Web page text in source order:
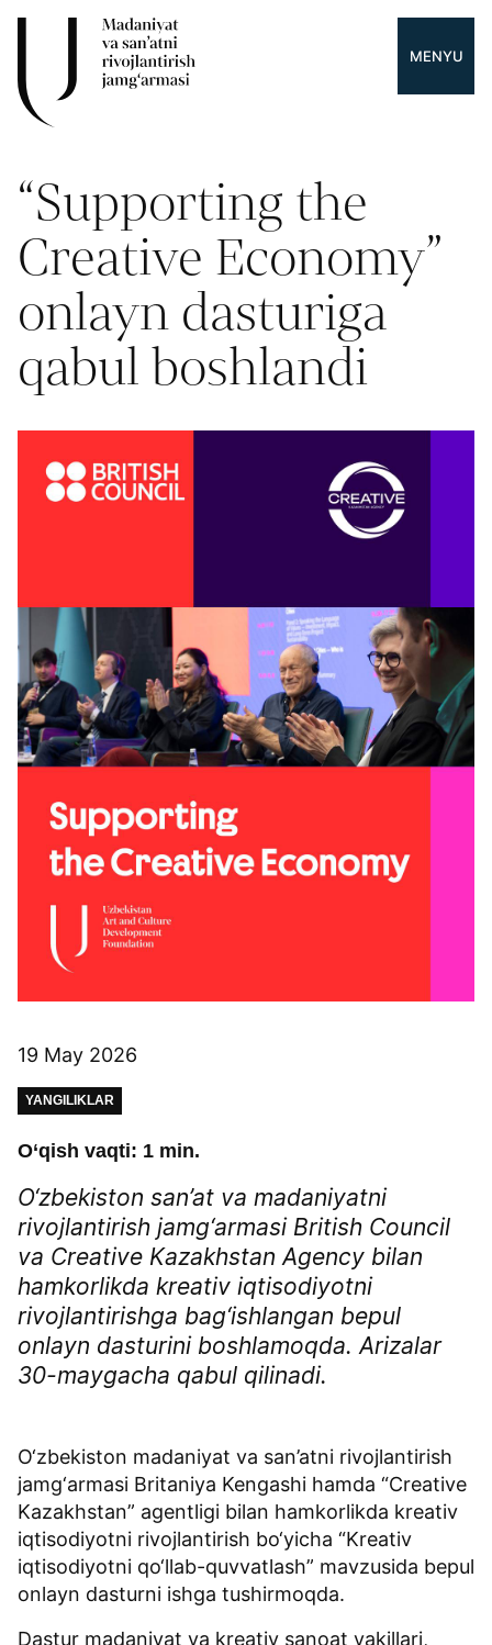
MENYU
“Supporting the
Creative Economy”
onlayn dasturiga
qabul boshlandi
19 May 2026
YANGILIKLAR
O‘qish vaqti: 1 min.
O‘zbekiston san’at va madaniyatni
rivojlantirish jamg‘armasi British Council
va Creative Kazakhstan Agency bilan
hamkorlikda kreativ iqtisodiyotni
rivojlantirishga bag‘ishlangan bepul
onlayn dasturini boshlamoqda. Arizalar
30-maygacha qabul qilinadi.
O‘zbekiston madaniyat va san’atni rivojlantirish
jamg‘armasi Britaniya Kengashi hamda “Creative
Kazakhstan” agentligi bilan hamkorlikda kreativ
iqtisodiyotni rivojlantirish bo‘yicha “Kreativ
iqtisodiyotni qo‘llab-quvvatlash” mavzusida bepul
onlayn dasturni ishga tushirmoqda.
Dastur madaniyat va kreativ sanoat vakillari,